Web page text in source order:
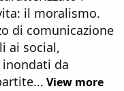
il moralismo.
di comunicazione
ai social,
inondati da
View more